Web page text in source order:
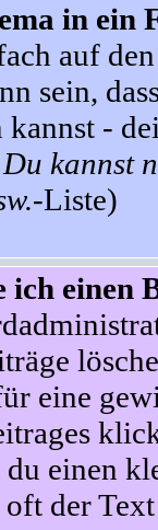
in ein
auf
sein,
-
Du kannst
-Liste)
ich einen
eine
einen
der